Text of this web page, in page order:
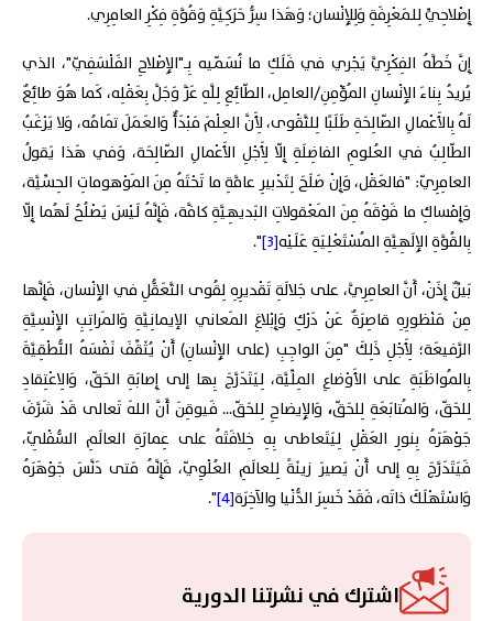
إِصْلاحِيٍّ لِلمَعْرِفَةِ وَلِلإِنْسان؛ وَهَذا سِرُّ حَرَكِيَّةِ وَقُوَّةِ فِكْرِ العامِرِي.
إِنَّ خَطَّهُ الفِكْرِيَّ يَجْري في فَلَكِ ما نُسَمّيه بِـ"الإِصْلاحِ الفَلْسَفِيّ"، الذي
يُريدُ بِناءَ الإِنْسانِ المُؤْمِنِ/العامِل، الطّائِعِ لِلَّهِ عَزَّ وَجَلَّ بِعَقْلِه، كَما هُوَ طائِعٌ
لَهُ بِالأَعْمالِ الصّالِحَةِ طَلَبًا لِلتَّقْوى، لِأَنَّ العِلْمَ مَبْدَأٌ وَالعَمَلَ تَمامُه، وَلا يَرْغَبُ
الطّالِبُ في العُلومِ الفاضِلَةِ إِلّا لِأَجْلِ الأَعْمالِ الصّالِحَة، وَفي هَذا يَقولُ
العامِرِيّ: "فالعَقْل، وَإِنْ صَلَحَ لِتَدْبيرِ عامَّةِ ما تَحْتَهُ مِنَ المَوْهوماتِ الحِسِّيَّة،
وَإِمْساكِ ما فَوْقَهُ مِنَ المَعْقولاتِ البَديهِيَّةِ كافَّة، فَإِنَّهُ لَيْسَ يَصْلُحُ لَهُما إِلّا
بِالقُوَّةِ الإِلَهِيَّةِ المُسْتَعْلِيَةِ عَلَيْه[3]
".
بَيِّنٌ إِذَنْ، أَنَّ العامِرِيَّ، على جَلالَةِ تَقْديرِهِ لِقُوى التَّعَقُّلِ في الإِنْسان، فَإِنَّها
مِنْ مَنْظورِهِ قاصِرَةٌ عَنْ دَرْكِ وَإِبْلاغِ المَعاني الإيمانِيَّةِ وَالمَراتِبِ الإِنْسِيَّةِ
الرَّفيعَة؛ لِأَجْلِ ذَلِكَ "مِنَ الواجِبِ (على الإِنْسانِ) أَنْ يُثَقِّفَ نَفْسَهُ النُّطْقِيَّةَ
بِالمُواظَبَةِ على الأَوْضاعِ المِلِّيَّة، لِيَتَدَرَّجَ بِها إلى إِصابَةِ الحَقّ، وَالِاعْتِقادِ
لِلحَقّ، وَالمُتابَعَةِ لِلحَقّ،وَالإِيضاحِ لِلحَقّ... فَيوقِنَ أَنَّ اللهَ تَعالى قَدْ شَرَّفَ
جَوْهَرَهُ بِنورِ العَقْلِ لِيَتَعاطى بِهِ خِلافَتَهُ على عِمارَةِ العالَمِ السُّفْلِيّ،
فَيَتَدَرَّجَ بِهِ إلى أَنْ يَصيرَ زينَةً لِلعالَمِ العُلْوِيّ، فَإِنَّهُ مَتى دَنَّسَ جَوْهَرَهُ
وَاسْتَهْلَكَ ذاتَه، فَقَدْ خَسِرَ الدُّنْيا والآخِرَة[4]
".
اشترك في نشرتنا الدورية